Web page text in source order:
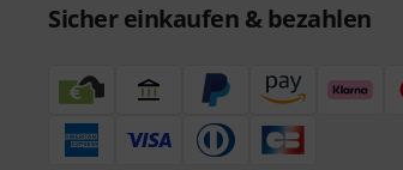
Sicher einkaufen & bezahlen